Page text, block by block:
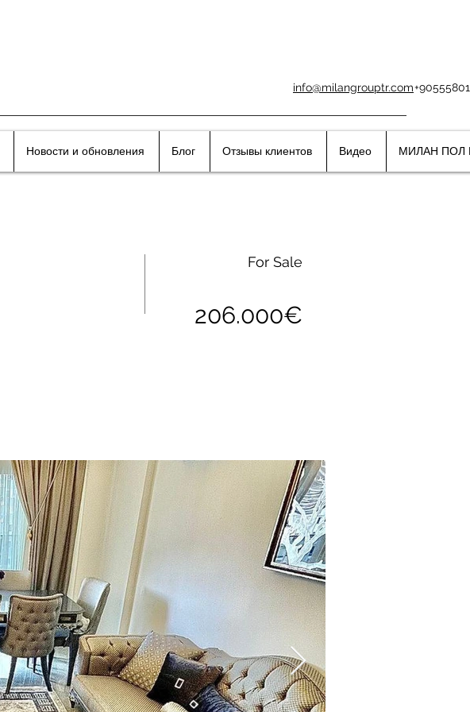
info@milangrouptr.com
Новости и обновления Блог Отзывы клиентов Видео МИЛАН ПОЛ
For Sale
206.000€